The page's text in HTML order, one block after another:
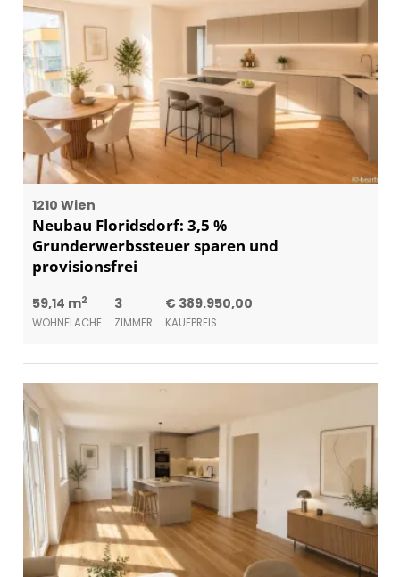
1210 Wien
Neubau Floridsdorf: 3,5 %
Grunderwerbssteuer sparen und
provisionsfrei
59,14 m2
WOHNFLÄCHE
3
ZIMMER
€ 389.950,00
KAUFPREIS